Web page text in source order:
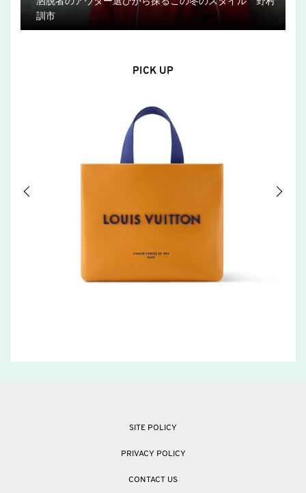
訓市
PICK UP
SITE POLICY
PRIVACY POLICY
CONTACT US